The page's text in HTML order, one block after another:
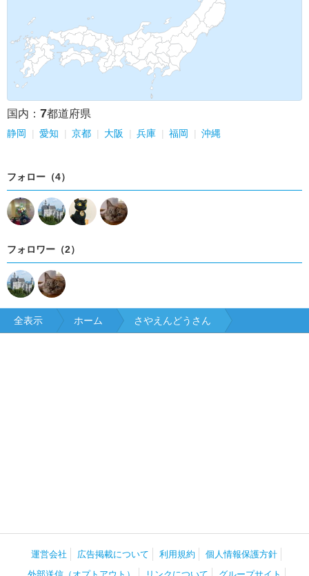
国内： 7都道府県
静岡 愛知 京都 大阪 兵庫 福岡 沖縄
フォロー（4）
フォロワー（2）
全表示 ホーム さやえんどうさん
運営会社 広告掲載について 利用規約
個人情報保護方針